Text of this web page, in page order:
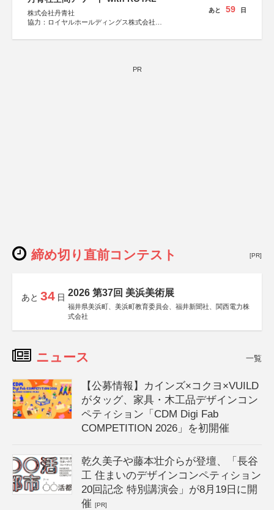
株式会社丹青社
協力：ロイヤルホールディングス株式会社
あと 59 日
PR
締め切り直前コンテスト [PR]
あと 34 日 2026 第37回 美浜美術展
福井県美浜町、美浜町教育委員会、福井新聞社、関西電力株
式会社
ニュース 一覧
【公募情報】カインズ×コクヨ×VUILD
がタッグ、家具・木工品デザインコン
ペティション「CDM Digi Fab
COMPETITION 2026」を初開催
乾久美子や藤本壮介らが登壇、「長谷
工 住まいのデザインコンペティション
20回記念 特別講演会」が8月19日に開
催[PR]